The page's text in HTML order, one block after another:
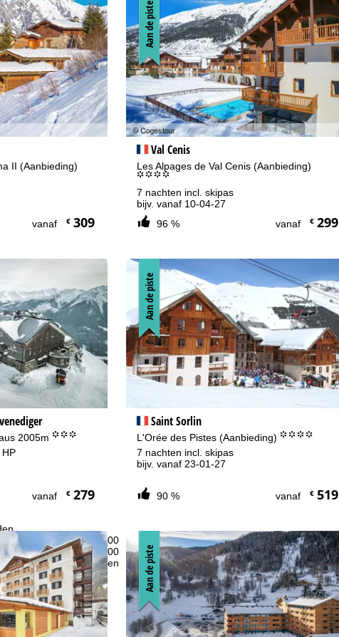
09:00-17:00
09:00-14:00
gesloten
Advies
II (Aanbieding)
vanaf €309
Val Cenis
Les Alpages de Val Cenis (Aanbieding)
°°°°
7 nachten incl. skipas
bijv. vanaf 10-04-27
96 %
vanaf €299
Aan de piste
2005m °°°
vanaf €279
Saint Sorlin
L'Orée des Pistes (Aanbieding)°°°°
7 nachten incl. skipas
bijv. vanaf 23-01-27
90 % vanaf €519
Aan de piste
Aan de piste